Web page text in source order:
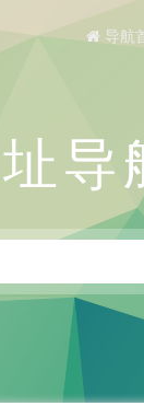
导航
导